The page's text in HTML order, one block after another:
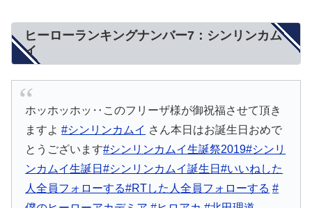
ヒーローランキングナンバー7：シンリンカム
イ
ホッホッホッ‥このフリーザ様が御祝福させて頂き
ますよ#シンリンカムイ さん本日はお誕生日おめで
とうございます#シンリンカムイ生誕祭2019#シンリ
ンカムイ生誕日#シンリンカムイ誕生日#いいねした
人全員フォローする#RTした人全員フォローする #